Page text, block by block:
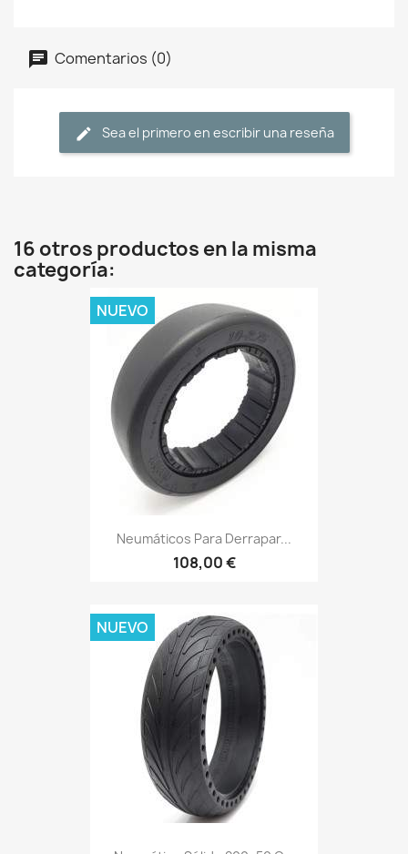
Comentarios (0)
Sea el primero en escribir una reseña
16 otros productos en la misma
categoría:
Neumáticos Para Derrapar...
108,00 €
NUEVO
NUEVO